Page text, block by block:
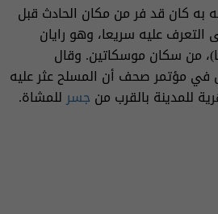
به كان قد فر من مكان الحادث قبل
عليه سريعا، وهو رايان
مؤتمر صحف أن المسلح عثر عليه
للمدينة بالقرب من جسرللمشاة.